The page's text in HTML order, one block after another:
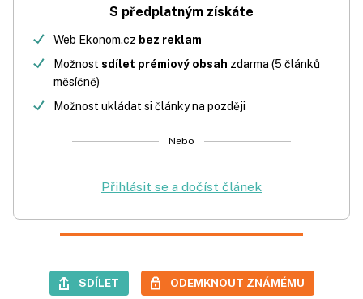
S předplatným získáte
Web Ekonom.cz bez reklam
Možnost sdílet prémiový obsah zdarma (5 článků
měsíčně)
Možnost ukládat si články na později
Nebo
Přihlásit se a dočíst článek
SDÍLET ODEMKNOUT ZNÁMÉMU